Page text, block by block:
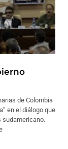
de Colombia
en el diálogo que
sudamericano.